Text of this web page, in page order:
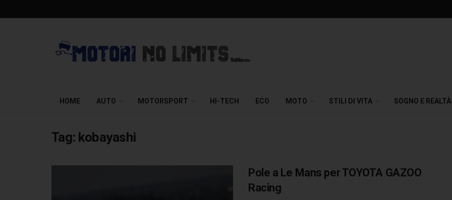
HOME AUTO MOTORSPORT HI-TECH ECO MOTO STILI DI VITA SOGNO E REALTÀ
Tag: kobayashi
Pole a Le Mans per TOYOTA GAZOO
Racing